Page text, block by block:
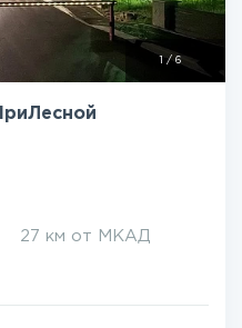
/6
27 км от МКАД